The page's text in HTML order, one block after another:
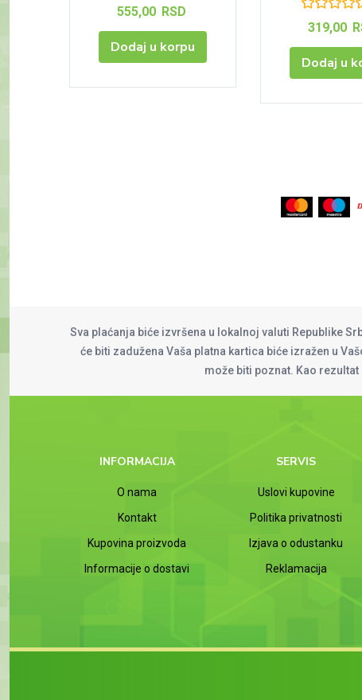
555,00 RSD
Dodaj u korpu
319,00
Dodaj u
Sva plaćanja biće izvršena u lokalnoj valuti Republike
će biti zadužena Vaša platna kartica biće izražen u
može biti poznat. Kao
INFORMACIJA
O nama
Kontakt
Kupovina proizvoda
Informacije o dostavi
SERVIS
Uslovi kupovine
Politika privatnosti
Izjava o odustanku
Reklamacija